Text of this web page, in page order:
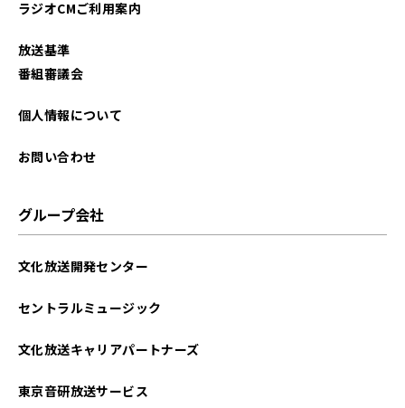
ラジオCMご利用案内
放送基準
番組審議会
個人情報について
お問い合わせ
グループ会社
文化放送開発センター
セントラルミュージック
文化放送キャリアパートナーズ
東京音研放送サービス